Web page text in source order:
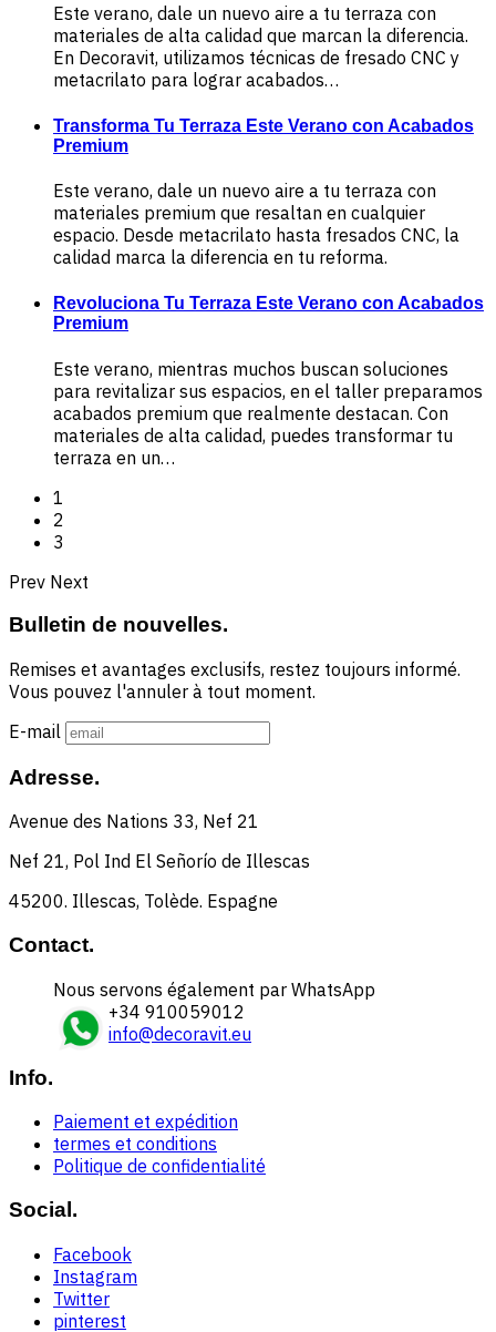
Este verano, dale un nuevo aire a tu terraza con
materiales de alta calidad que marcan la diferencia.
En Decoravit, utilizamos técnicas de fresado CNC y
metacrilato para lograr acabados…
Transforma Tu Terraza Este Verano con Acabados
Premium
Este verano, dale un nuevo aire a tu terraza con
materiales premium que resaltan en cualquier
espacio. Desde metacrilato hasta fresados CNC, la
calidad marca la diferencia en tu reforma.
Revoluciona Tu Terraza Este Verano con Acabados
Premium
Este verano, mientras muchos buscan soluciones
para revitalizar sus espacios, en el taller preparamos
acabados premium que realmente destacan. Con
materiales de alta calidad, puedes transformar tu
terraza en un…
1
2
3
Prev Next
Bulletin de nouvelles.
Remises et avantages exclusifs, restez toujours informé.
Vous pouvez l'annuler à tout moment.
E-mail
Adresse.
Avenue des Nations 33, Nef 21
Nef 21, Pol Ind El Señorío de Illescas
45200. Illescas, Tolède. Espagne
Contact.
Nous servons également par WhatsApp
+34 910059012
info@decoravit.eu
Info.
Paiement et expédition
termes et conditions
Politique de confidentialité
Social.
Facebook
Instagram
Twitter
pinterest